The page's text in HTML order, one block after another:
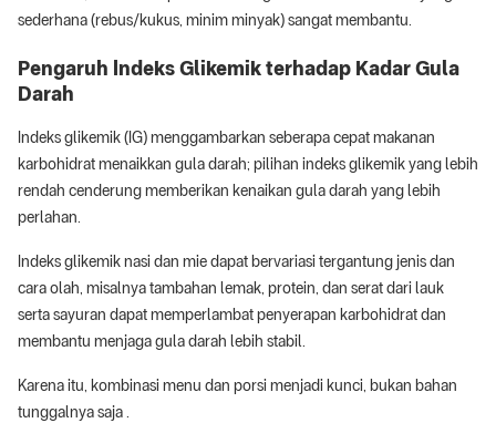
sederhana (rebus/kukus, minim minyak) sangat membantu.
Pengaruh Indeks Glikemik terhadap Kadar Gula
Darah
Indeks glikemik (IG) menggambarkan seberapa cepat makanan
karbohidrat menaikkan gula darah; pilihan indeks glikemik yang lebih
rendah cenderung memberikan kenaikan gula darah yang lebih
perlahan.
Indeks glikemik nasi dan mie dapat bervariasi tergantung jenis dan
cara olah, misalnya tambahan lemak, protein, dan serat dari lauk
serta sayuran dapat memperlambat penyerapan karbohidrat dan
membantu menjaga gula darah lebih stabil.
Karena itu, kombinasi menu dan porsi menjadi kunci, bukan bahan
tunggalnya saja .